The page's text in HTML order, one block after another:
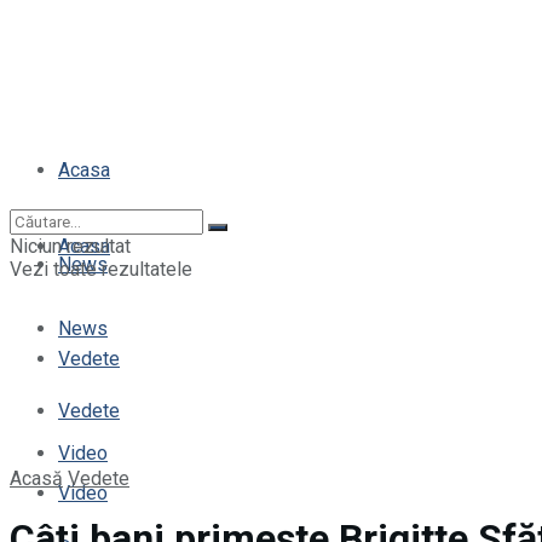
Acasa
News
Vedete
Video
Acasa
News
Vedete
Video
Niciun rezultat
Vezi toate rezultatele
Acasă Vedete